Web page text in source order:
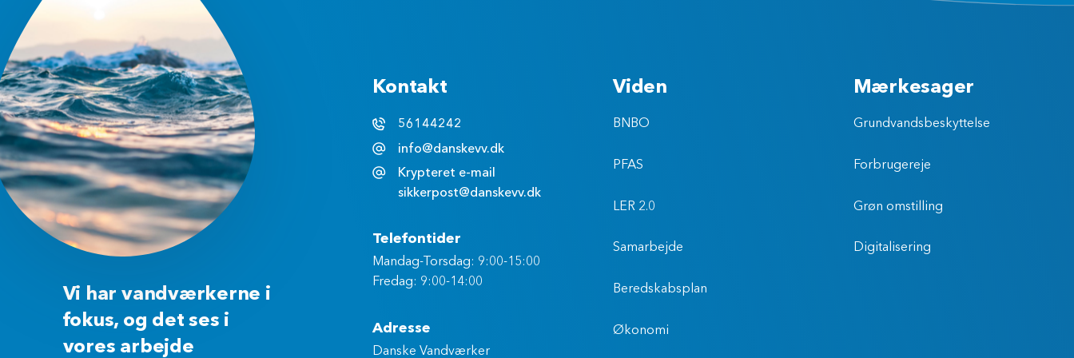
Vi har vandværkerne i
fokus, og det ses i
vores arbejde
Kontakt
56144242
info@danskevv.dk
Krypteret e-mail
sikkerpost@danskevv.dk
Telefontider
Mandag-Torsdag: 9:00-15:00
Fredag: 9:00-14:00
Adresse
Danske Vandværker
Viden
BNBO
PFAS
LER 2.0
Samarbejde
Beredskabsplan
Økonomi
Mærkesager
Grundvandsbeskyttelse
Forbrugereje
Grøn omstilling
Digitalisering